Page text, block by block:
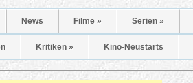
News Filme » Serien »
Kritiken » Kino-Neustarts